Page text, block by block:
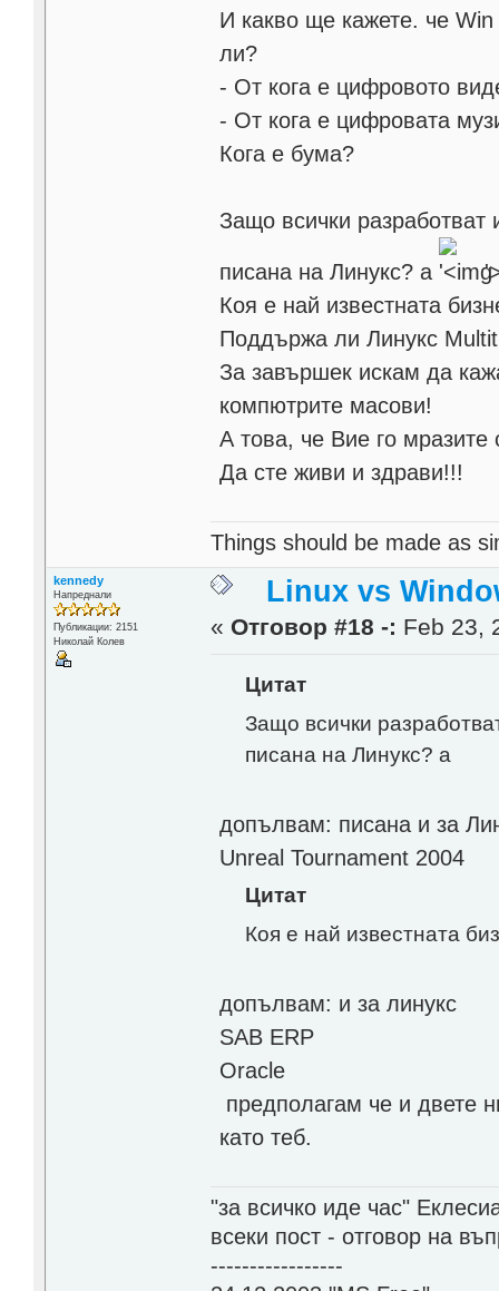
И какво ще кажете. че
ли?
- От кога е цифровото
- От кога е цифровата
Кога е бума?
Защо всички разработват
писана на Линукс? а
Коя е най известната
Поддържа ли Линукс
За завършек искам да
компютрите масови!
А това, че Вие го мразите
Да сте живи и здрави!!!
Things should be made as
kennedy
Напреднали
Публикации: 2151
Николай Колев
Linux vs
« Отговор #18 -: Feb 23,
Цитат
Защо всички
писана на Линукс? а
допълвам: писана и за
Unreal Tournament 2004
Цитат
Коя е най известната
допълвам: и за линукс
SAB ERP
Oracle
предполагам че и двете
като теб.
"за всичко иде час"
всеки пост - отговор на
-----------------